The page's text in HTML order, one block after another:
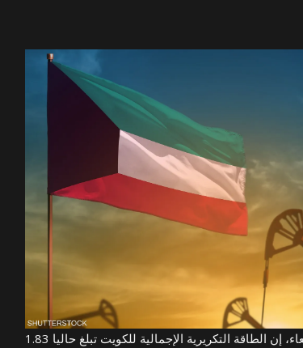
قال وزير النفط الكويتي، عماد العتيقي، الأربعاء، إن الطاقة التكريرية الإجمالية للكويت تبلغ حاليا 1.83